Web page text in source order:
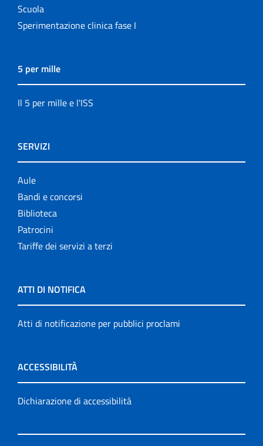
Scuola
Sperimentazione clinica fase I
5 per mille
Il 5 per mille e l'ISS
SERVIZI
Aule
Bandi e concorsi
Biblioteca
Patrocini
Tariffe dei servizi a terzi
ATTI DI NOTIFICA
Atti di notificazione per pubblici proclami
ACCESSIBILITÀ
Dichiarazione di accessibilità